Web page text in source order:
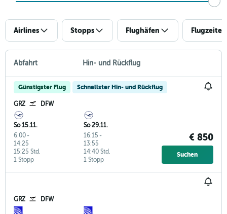
Airlines Stopps Flughäfen Flugzeiten
Abfahrt Hin- und Rückflug
Günstigster Flug Schnellster Hin- und Rückflug
GRZ DFW
So 15.11.
6:00-
14:25
1 Stopp
15:25 Std.
So 29.11.
16:15 -
13:55
1 Stopp
14:40 Std.
€ 850
Suchen
GRZ DFW